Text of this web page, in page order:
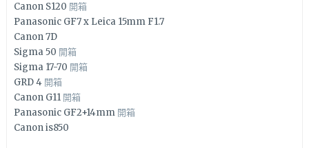
Canon S120 開箱
Panasonic GF7 x Leica 15mm F1.7
Canon 7D
Sigma 50 開箱
Sigma 17-70 開箱
GRD 4 開箱
Canon G11 開箱
Panasonic GF2+14mm 開箱
Canon is850